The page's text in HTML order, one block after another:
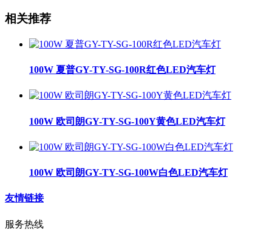
相关推荐
100W 夏普GY-TY-SG-100R红色LED汽车灯
100W 欧司朗GY-TY-SG-100Y黄色LED汽车灯
100W 欧司朗GY-TY-SG-100W白色LED汽车灯
友情链接
服务热线